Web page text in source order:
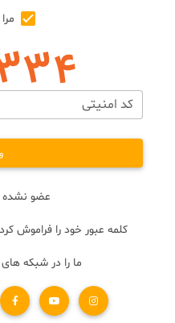
کد امنیتی
عضو نشده
کلمه عبور خود را فراموش
ما را در شبکه